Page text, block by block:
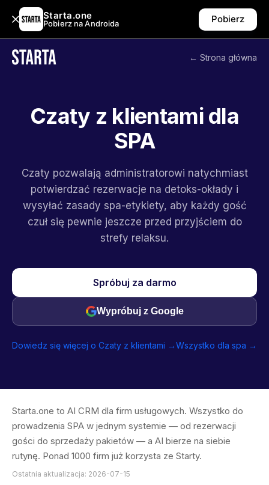
Starta.one
Pobierz na Androida Pobierz
← Strona główna
Czaty z klientami dla
SPA
Czaty pozwalają administratorowi natychmiast
potwierdzać rezerwacje na detoks-okłady i
wysyłać zasady spa-etykiety, aby każdy gość
czuł się pewnie jeszcze przed przyjściem do
strefy relaksu.
Spróbuj za darmo
Wypróbuj z Google
Dowiedz się więcej o Czaty z klientami →Wszystko dla spa →
Starta.one to AI CRM dla firm usługowych. Wszystko do
prowadzenia SPA w jednym systemie — od rezerwacji
gości do sprzedaży pakietów — a AI bierze na siebie
rutynę. Ponad 1000 firm już korzysta ze Starty.
Ostatnia aktualizacja: 2026-07-15